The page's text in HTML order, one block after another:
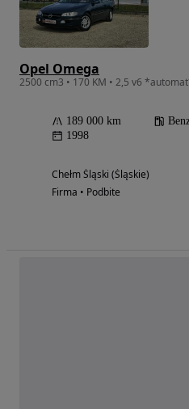
Opel Omega
2500 cm3 • 170 KM • 2,5 v6
189 000 km
1998
Chełm Śląski (Śląskie)
Firma • Podbite